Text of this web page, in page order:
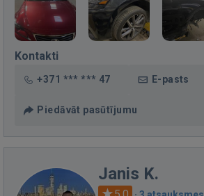
Kontakti
+371 *** *** 47 E-pasts
Piedāvāt pasūtījumu
Janis K.